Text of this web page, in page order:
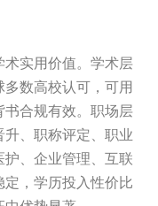
实用价值。学术层
数高校认可，可用
合规有效。职场层
、职称评定、职业
、企业管理、互联
，学历投入性价比